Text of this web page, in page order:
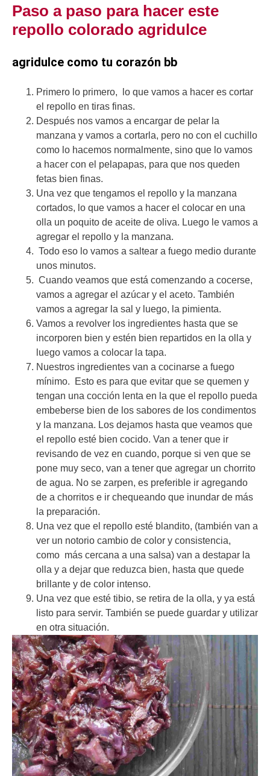
Paso a paso para hacer este
repollo colorado agridulce
agridulce como tu corazón bb
Primero lo primero, lo que vamos a hacer es cortar
el repollo en tiras finas.
Después nos vamos a encargar de pelar la
manzana y vamos a cortarla, pero no con el cuchillo
como lo hacemos normalmente, sino que lo vamos
a hacer con el pelapapas, para que nos queden
fetas bien finas.
Una vez que tengamos el repollo y la manzana
cortados, lo que vamos a hacer el colocar en una
olla un poquito de aceite de oliva. Luego le vamos a
agregar el repollo y la manzana.
Todo eso lo vamos a saltear a fuego medio durante
unos minutos.
Cuando veamos que está comenzando a cocerse,
vamos a agregar el azúcar y el aceto. También
vamos a agregar la sal y luego, la pimienta.
Vamos a revolver los ingredientes hasta que se
incorporen bien y estén bien repartidos en la olla y
luego vamos a colocar la tapa.
Nuestros ingredientes van a cocinarse a fuego
mínimo. Esto es para que evitar que se quemen y
tengan una cocción lenta en la que el repollo pueda
embeberse bien de los sabores de los condimentos
y la manzana. Los dejamos hasta que veamos que
el repollo esté bien cocido. Van a tener que ir
revisando de vez en cuando, porque si ven que se
pone muy seco, van a tener que agregar un chorrito
de agua. No se zarpen, es preferible ir agregando
de a chorritos e ir chequeando que inundar de más
la preparación.
Una vez que el repollo esté blandito, (también van a
ver un notorio cambio de color y consistencia,
como más cercana a una salsa) van a destapar la
olla y a dejar que reduzca bien, hasta que quede
brillante y de color intenso.
Una vez que esté tibio, se retira de la olla, y ya está
listo para servir. También se puede guardar y utilizar
en otra situación.